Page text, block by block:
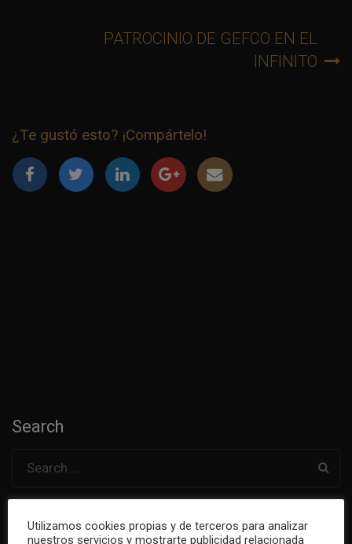
PATROCINIO DE GEFCO EN EL
INFINITO
¿Te gustó esto? ¡Compártelo!
Search
Utilizamos cookies propias y de terceros para analizar
nuestros servicios y mostrarte publicidad relacionada